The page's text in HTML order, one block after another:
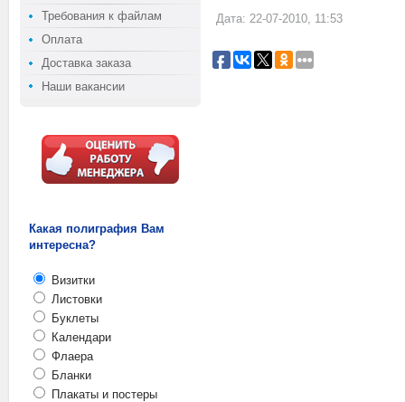
Требования к файлам
Оплата
Доставка заказа
Наши вакансии
Какая полиграфия Вам
интересна?
Визитки
Листовки
Буклеты
Календари
Флаера
Бланки
Плакаты и постеры
Дата: 22-07-2010, 11:53